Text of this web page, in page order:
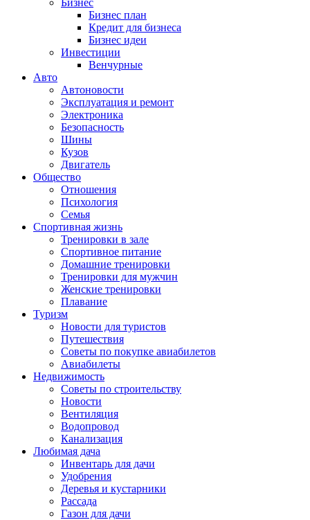
Бизнес
Бизнес план
Кредит для бизнеса
Бизнес идеи
Инвестиции
Венчурные
Авто
Автоновости
Эксплуатация и ремонт
Электроника
Безопасность
Шины
Кузов
Двигатель
Общество
Отношения
Психология
Семья
Спортивная жизнь
Тренировки в зале
Спортивное питание
Домашние тренировки
Тренировки для мужчин
Женские тренировки
Плавание
Туризм
Новости для туристов
Путешествия
Советы по покупке авиабилетов
Авиабилеты
Недвижимость
Советы по строительству
Новости
Вентиляция
Водопровод
Канализация
Любимая дача
Инвентарь для дачи
Удобрения
Деревья и кустарники
Рассада
Газон для дачи